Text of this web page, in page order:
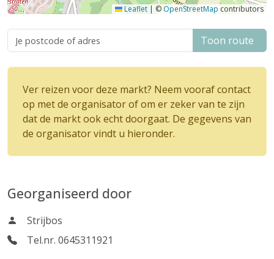
Leaflet | © OpenStreetMap contributors
Toon route
Ver reizen voor deze markt? Neem vooraf contact
op met de organisator of om er zeker van te zijn
dat de markt ook echt doorgaat. De gegevens van
de organisator vindt u hieronder.
Georganiseerd door
Strijbos
Tel.nr. 0645311921